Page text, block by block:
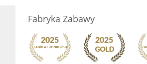
Fabryka Zabawy